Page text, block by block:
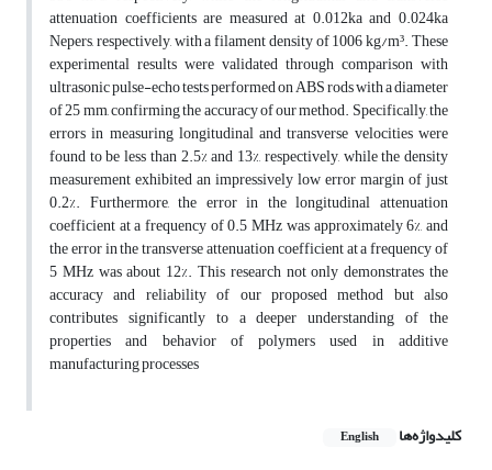
attenuation coefficients are measured at 0.012ka and 0.024ka
Nepers, respectively, with a filament density of 1006 kg/m³. These
experimental results were validated through comparison with
ultrasonic pulse-echo tests performed on ABS rods with a diameter
of 25 mm, confirming the accuracy of our method. Specifically, the
errors in measuring longitudinal and transverse velocities were
found to be less than 2.5% and 13%, respectively, while the density
measurement exhibited an impressively low error margin of just
0.2%. Furthermore, the error in the longitudinal attenuation
coefficient at a frequency of 0.5 MHz was approximately 6%, and
the error in the transverse attenuation coefficient at a frequency of
5 MHz was about 12%. This research not only demonstrates the
accuracy and reliability of our proposed method but also
contributes significantly to a deeper understanding of the
properties and behavior of polymers used in additive
manufacturing processes
کلیدواژه‌ها English